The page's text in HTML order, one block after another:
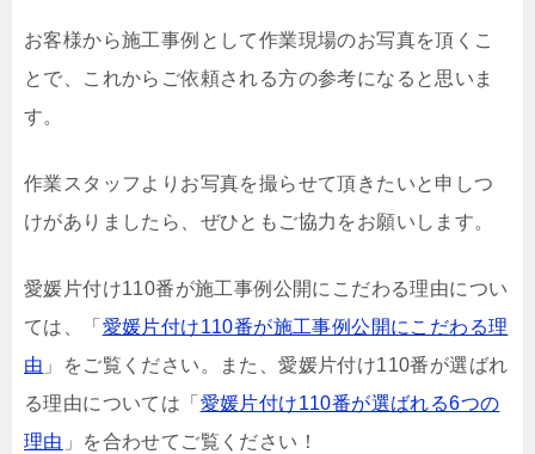
お客様から施工事例として作業現場のお写真を頂くこ
とで、これからご依頼される方の参考になると思いま
す。
作業スタッフよりお写真を撮らせて頂きたいと申しつ
けがありましたら、ぜひともご協力をお願いします。
愛媛片付け110番が施工事例公開にこだわる理由につい
ては、「 愛媛片付け110番が施工事例公開にこだわる理
由 」をご覧ください。また、愛媛片付け110番が選ばれ
る理由については「 愛媛片付け110番が選ばれる6つの
理由 」を合わせてご覧ください！